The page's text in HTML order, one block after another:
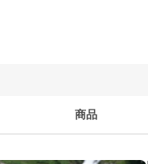
商品